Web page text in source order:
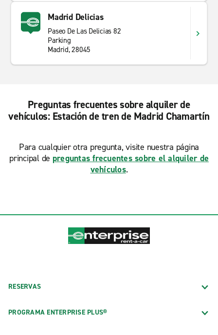
Madrid Delicias
Paseo De Las Delicias 82
Parking
Madrid, 28045
Preguntas frecuentes sobre alquiler de
vehículos: Estación de tren de Madrid Chamartín
Para cualquier otra pregunta, visite nuestra página
principal de preguntas frecuentes sobre el alquiler de
vehículos.
RESERVAS
PROGRAMA ENTERPRISE PLUS®